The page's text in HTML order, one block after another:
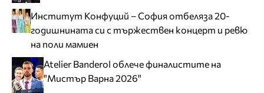
Институт Конфуций – София отбеляза 20-
годишнината си с тържествен концерт и ревю
на поли мамиен
Atelier Banderol облече финалистите на
"Мистър Варна 2026"